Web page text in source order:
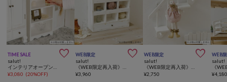
TIME SALE 
salut!
¥3,080 (20%OFF)
WEB限定 
salut!
¥3,960
WEB限定 
salut!
¥2,750
WEB
salut!
¥